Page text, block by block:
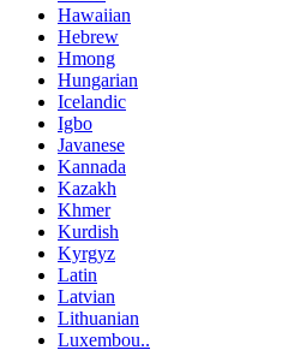
Hawaiian
Hebrew
Hmong
Hungarian
Icelandic
Igbo
Javanese
Kannada
Kazakh
Khmer
Kurdish
Kyrgyz
Latin
Latvian
Lithuanian
Luxembou..